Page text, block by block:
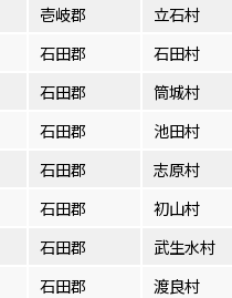
壱岐郡 立石村
石田郡 石田村
石田郡 筒城村
石田郡 池田村
石田郡 志原村
石田郡 初山村
石田郡 武生水村
石田郡 渡良村